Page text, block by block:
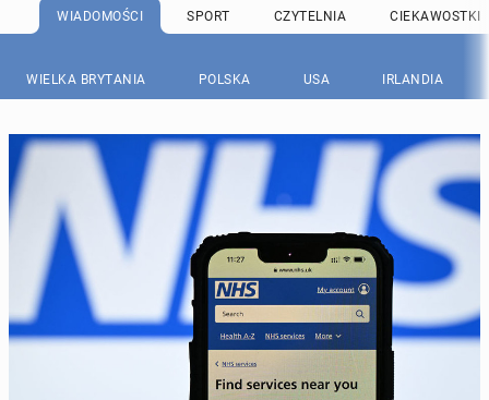
WIADOMOŚCI SPORT CZYTELNIA CIEKAWOSTKI
WIELKA BRYTANIA POLSKA USA IRLANDIA